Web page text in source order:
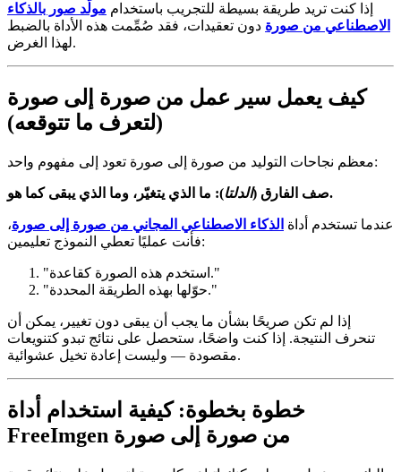
إذا كنت تريد طريقة بسيطة للتجريب باستخدام مولّد صور بالذكاء
الاصطناعي من صورة دون تعقيدات، فقد صُمِّمت هذه الأداة بالضبط
لهذا الغرض.
كيف يعمل سير عمل من صورة إلى صورة
(لتعرف ما تتوقعه)
معظم نجاحات التوليد من صورة إلى صورة تعود إلى مفهوم واحد:
صف الفارق (الدلتا ): ما الذي يتغيّر، وما الذي يبقى كما هو.
عندما تستخدم أداة الذكاء الاصطناعي المجاني من صورة إلى صورة،
فأنت عمليًا تعطي النموذج تعليمين:
"استخدم هذه الصورة كقاعدة."
"حوّلها بهذه الطريقة المحددة."
إذا لم تكن صريحًا بشأن ما يجب أن يبقى دون تغيير، يمكن أن
تنحرف النتيجة. إذا كنت واضحًا، ستحصل على نتائج تبدو كتنويعات
مقصودة — وليست إعادة تخيل عشوائية.
خطوة بخطوة: كيفية استخدام أداة
FreeImgen من صورة إلى صورة